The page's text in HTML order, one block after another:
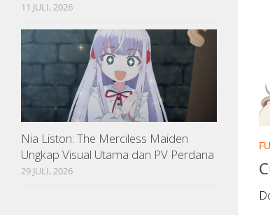
11 JULI, 2026
Nia Liston: The Merciless Maiden
Ungkap Visual Utama dan PV Perdana
29 JULI, 2026